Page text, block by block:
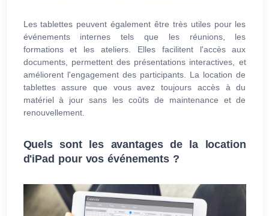
Les tablettes peuvent également être très utiles pour les
événements internes tels que les réunions, les
formations et les ateliers. Elles facilitent l'accès aux
documents, permettent des présentations interactives, et
améliorent l'engagement des participants. La location de
tablettes assure que vous avez toujours accès à du
matériel à jour sans les coûts de maintenance et de
renouvellement.
Quels sont les avantages de la location
d'iPad pour vos événements ?